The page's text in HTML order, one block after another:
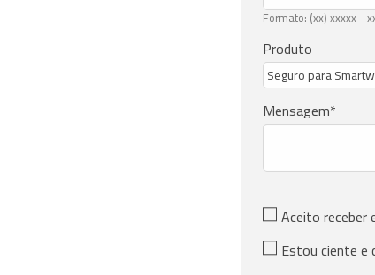
Formato: (xx) xxxxx -
Produto
Mensagem
Aceito receber
Estou ciente e